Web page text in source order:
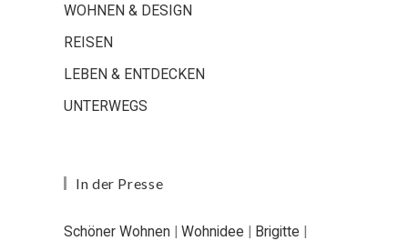
WOHNEN & DESIGN
REISEN
LEBEN & ENTDECKEN
UNTERWEGS
In der Presse
Schöner Wohnen | Wohnidee | Brigitte |